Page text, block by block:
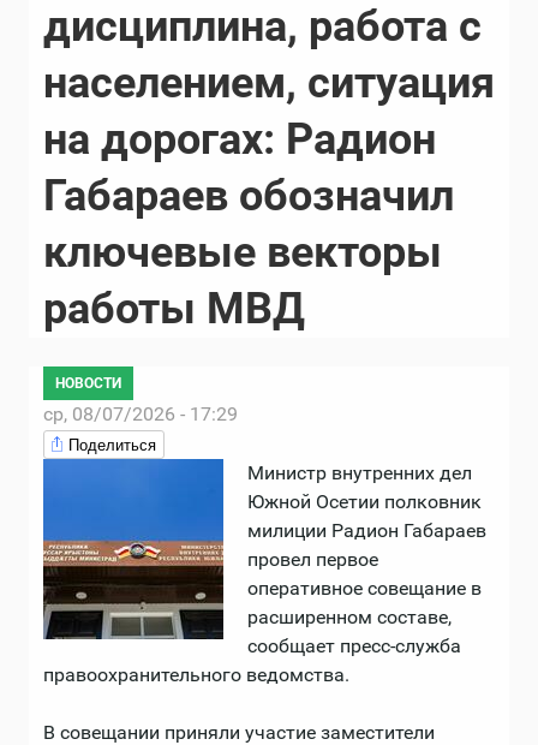
дисциплина, работа с
населением, ситуация
на дорогах: Радион
Габараев обозначил
ключевые векторы
работы МВД
НОВОСТИ
ср, 08/07/2026 - 17:29
Поделиться
Министр внутренних дел
Южной Осетии полковник
милиции Радион Габараев
провел первое
оперативное совещание в
расширенном составе,
сообщает пресс-служба
правоохранительного ведомства.
В совещании приняли участие заместители